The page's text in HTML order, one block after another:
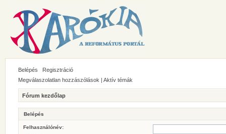
Belépés
Regisztráció
Megválaszolatlan hozzászólások | Aktív témák
Fórum kezdőlap
Belépés
Felhasználónév: